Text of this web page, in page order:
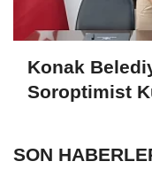
Konak
Soroptimist
SON